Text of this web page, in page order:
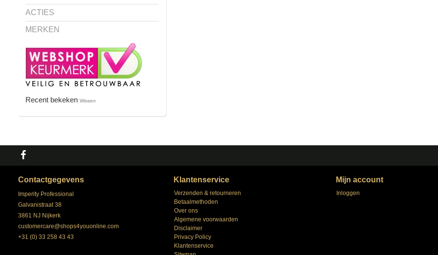
ACTIES
MERKEN
Recent bekeken Wissen
Contactgegevens
Imperity Professional
Galvanistraat 38
3861 NJ Nijkerk
customercare@shops4youonline.com
+31 (0) 33 258 43 43
Klantenservice
Verzenden & retourneren
Betaalmethoden
Over ons
Algemene voorwaarden
Disclaimer
Privacy Policy
Klantenservice
Mijn account
Inloggen